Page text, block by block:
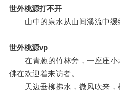
世外桃源打不开
山中的泉水从山间溪流中缓
世外桃源vp
在青葱的竹林旁，一座座小
佛在欢迎着来访者。
天边垂柳拂水，微风吹来，